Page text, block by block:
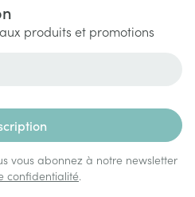
produits et promotions
vous abonnez à notre newsletter
confidentialité.